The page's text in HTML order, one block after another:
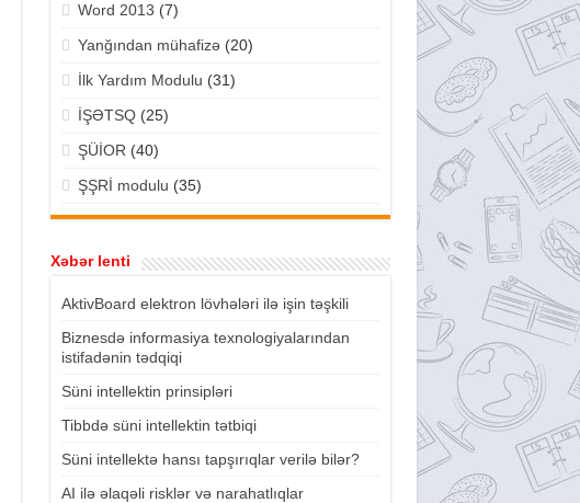
Word 2013 (7)
Yanğından mühafizə(20)
İlk Yardım Modulu (31)
İŞƏTSQ(25)
ŞÜİOR (40)
ŞŞRİ modulu (35)
Xəbər lenti
AktivBoard elektron lövhələri ilə işin təşkili
Biznesdə informasiya texnologiyalarından
istifadənin tədqiqi
Süni intellektin prinsipləri
Tibbdə süni intellektin tətbiqi
Süni intellektə hansı tapşırıqlar verilə bilər?
AI ilə əlaqəli risklər və narahatlıqlar